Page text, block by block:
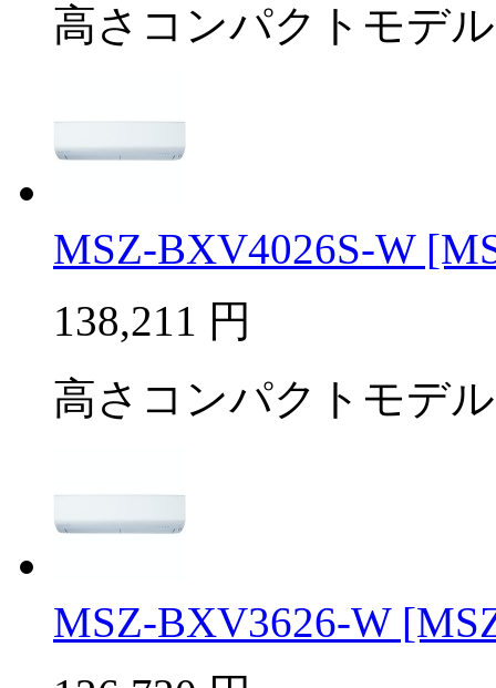
高さコンパクトモデル
MSZ-BXV4026S-W
138,211 円
高さコンパクトモデル
MSZ-BXV3626-W